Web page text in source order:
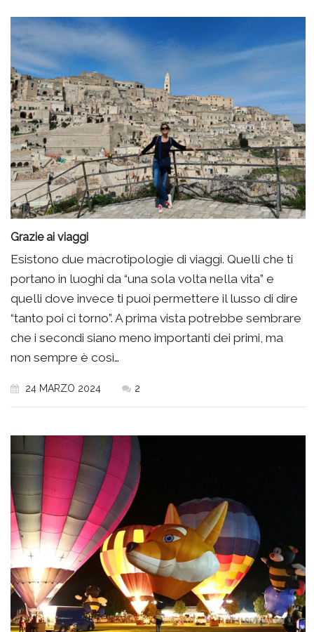
Grazie ai viaggi
Esistono due macrotipologie di viaggi. Quelli che ti
portano in luoghi da “una sola volta nella vita” e
quelli dove invece ti puoi permettere il lusso di dire
“tanto poi ci torno”. A prima vista potrebbe sembrare
che i secondi siano meno importanti dei primi, ma
non sempre è così…
24 MARZO 2024 2